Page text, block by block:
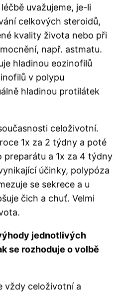
uvažujeme, je-li
celkových steroidů,
kvality života nebo při
např. astmatu.
hladinou eozinofilů
v polypu
hladinou protilátek
celoživotní.
1x za 2 týdny a poté
preparátu a 1x za 4 týdny
účinky, polypóza
se sekrece a u
čich a chuť. Velmi
jednotlivých
se rozhoduje o volbě
vždy celoživotní a